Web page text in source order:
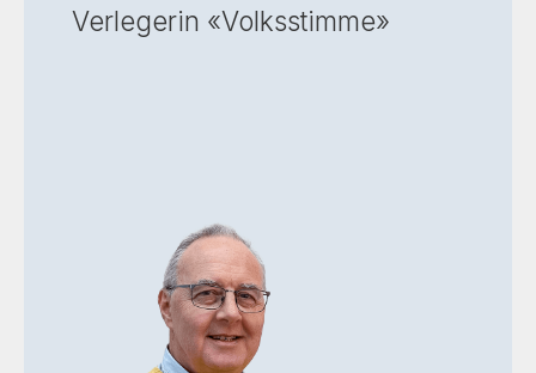
Verlegerin «Volksstimme»